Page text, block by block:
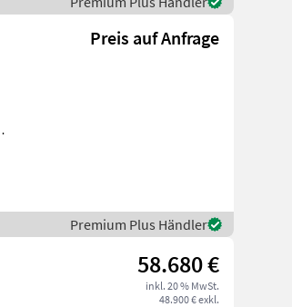
Preis auf Anfrage
Premium Plus Händler
58.680 €
inkl. 20 % MwSt.
48.900 € exkl.